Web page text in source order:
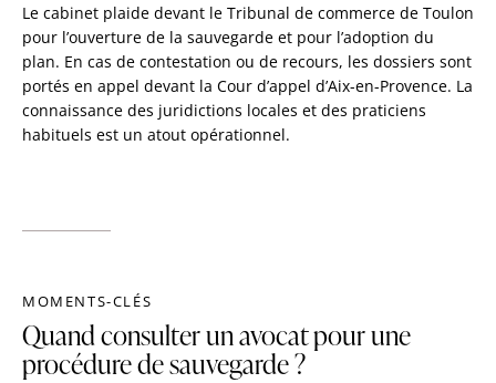
Le cabinet plaide devant le Tribunal de commerce de Toulon
pour l’ouverture de la sauvegarde et pour l’adoption du
plan. En cas de contestation ou de recours, les dossiers sont
portés en appel devant la Cour d’appel d’Aix-en-Provence. La
connaissance des juridictions locales et des praticiens
habituels est un atout opérationnel.
MOMENTS-CLÉS
Quand consulter un avocat pour une
procédure de sauvegarde ?